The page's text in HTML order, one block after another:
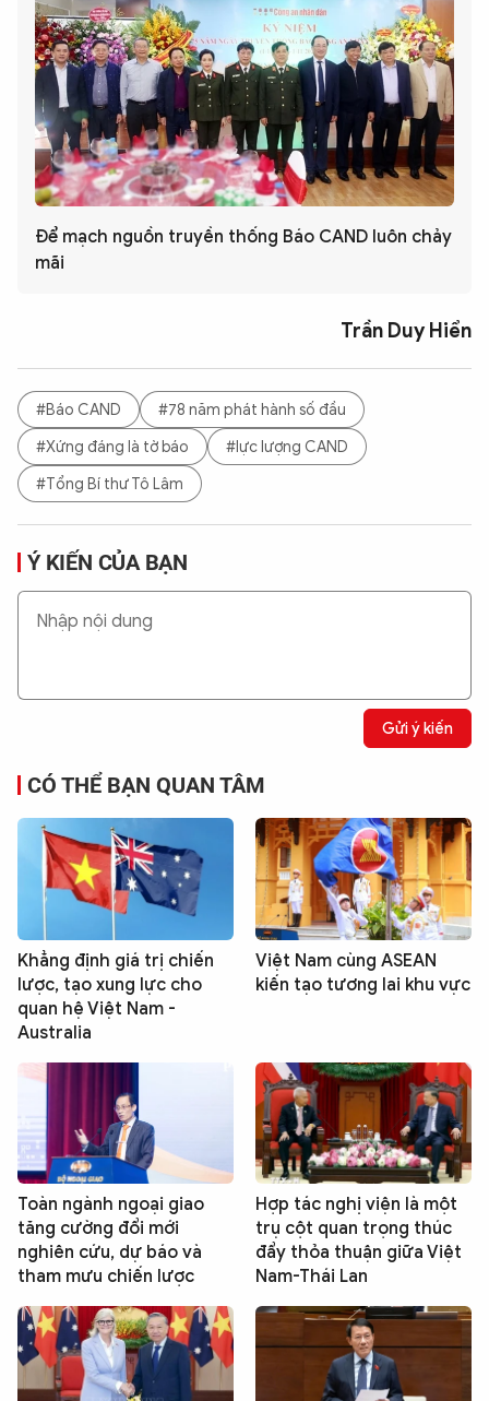
Chia sẻ:
Để mạch nguồn truyền thống Báo CAND luôn chảy
mãi
Trần Duy Hiển
#Báo CAND
#78 năm phát hành số đầu
#Xứng đáng là tờ báo
#lực lượng CAND
#Tổng Bí thư Tô Lâm
Ý KIẾN CỦA BẠN
Gửi ý kiến
CÓ THỂ BẠN QUAN TÂM
Khẳng định giá trị chiến
lược, tạo xung lực cho
quan hệ Việt Nam -
Australia
Việt Nam cùng ASEAN
kiến tạo tương lai khu vực
Toàn ngành ngoại giao
tăng cường đổi mới
nghiên cứu, dự báo và
tham mưu chiến lược
Hợp tác nghị viện là một
trụ cột quan trọng thúc
đẩy thỏa thuận giữa Việt
Nam-Thái Lan